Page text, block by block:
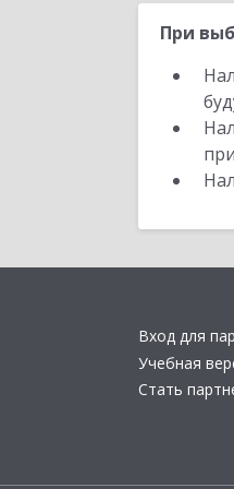
При
Вход для
Учебная
Стать